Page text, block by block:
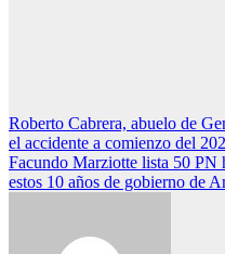
Navegación
de
entradas
Roberto Cabrera, abuelo de
el accidente a comienzo del
Facundo Marziotte lista 50 PN
estos 10 años de gobierno de